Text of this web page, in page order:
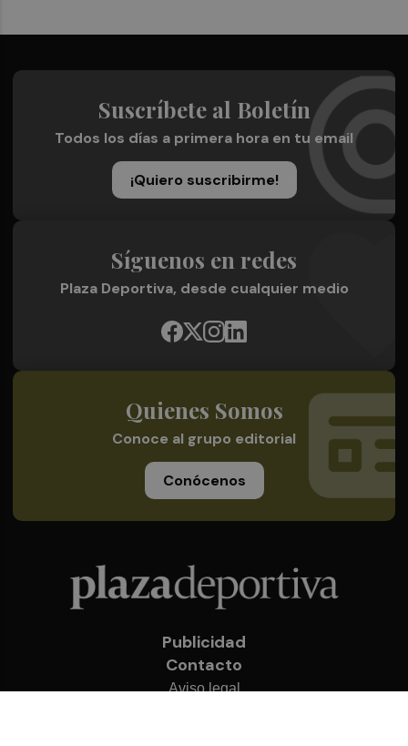
Suscríbete al Boletín
Todos los días a primera hora en tu email
¡Quiero suscribirme!
Síguenos en redes
Plaza Deportiva, desde cualquier medio
Quienes Somos
Conoce al grupo editorial
Conócenos
Publicidad
Contacto
Aviso legal